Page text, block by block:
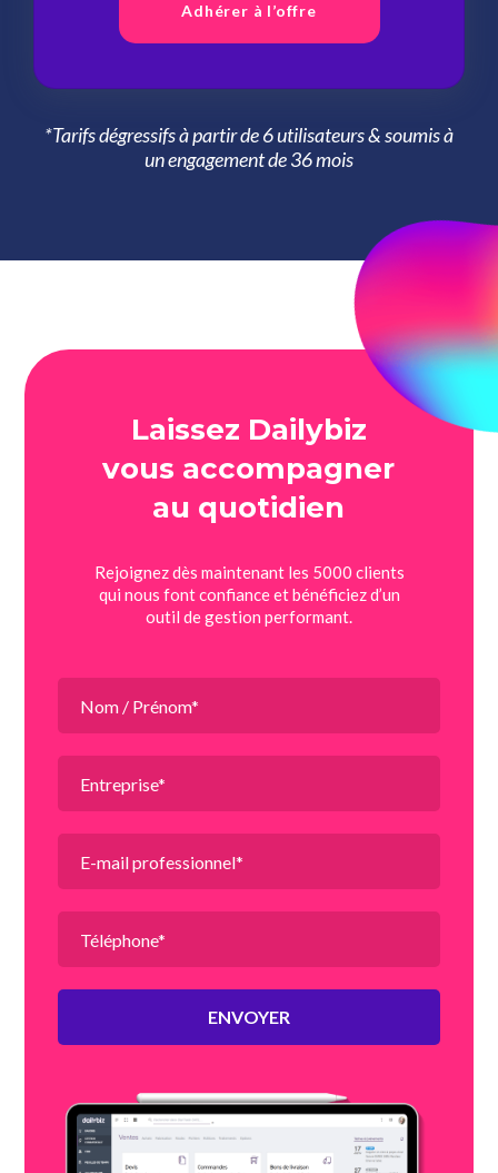
Adhérer à l’offre
*Tarifs dégressifs à partir de 6 utilisateurs & soumis à
un engagement de 36 mois
Laissez Dailybiz
vous accompagner
au quotidien
Rejoignez dès maintenant les 5000 clients
qui nous font confiance et bénéficiez d’un
outil de gestion performant.